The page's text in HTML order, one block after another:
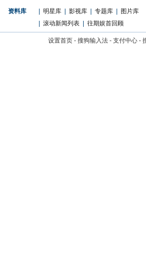
资料库 明星库 影视库 专题库
图片库
滚动新闻列表 往期娱首回顾
设置首页 - 搜狗输入法 - 支付中心 -